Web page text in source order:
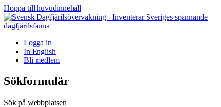
Hoppa till huvudinnehåll
Logga in
In English
Bli medlem
Sökformulär
Sök på webbplatsen